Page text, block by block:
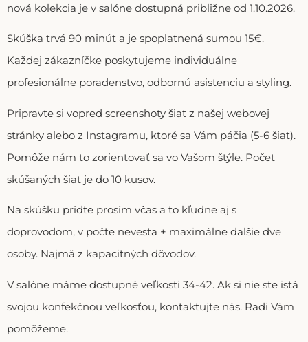
nová kolekcia je v salóne dostupná približne od 1.10.2026.
Skúška trvá 90 minút a je spoplatnená sumou 15€.
Každej zákazníčke poskytujeme individuálne
profesionálne poradenstvo, odbornú asistenciu a styling.
Pripravte si vopred screenshoty šiat z našej webovej
stránky alebo z Instagramu, ktoré sa Vám páčia (5-6 šiat).
Pomôže nám to zorientovať sa vo Vašom štýle. Počet
skúšaných šiat je do 10 kusov.
Na skúšku prídte prosím včas a to kľudne aj s
doprovodom, v počte nevesta + maximálne dalšie dve
osoby. Najmä z kapacitných dôvodov.
V salóne máme dostupné veľkosti 34-42. Ak si nie ste istá
svojou konfekčnou veľkosťou, kontaktujte nás. Radi Vám
pomôžeme.